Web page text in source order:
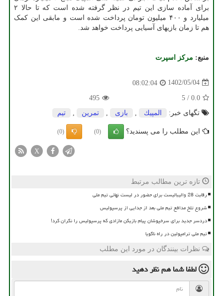
برای آماده سازی این تیم در نظر گرفته شده است که تا حالا ۲
میلیارد و ۴۰۰ میلیون تومان پرداخت شده است و مابقی این کمک
هم تا زمان بازیهای آسیایی پرداخت خواهد شد.
منبع: مركز اسپرت
1402/05/04
08:02:04
0.0
/
5
495
تگهای خبر:
المپیك بازی تمرین تیم
این مطلب را می پسندید؟ (0)
(0)
X
تازه ترین مطالب مرتبط
رقابت 28 والیبالیست برای حضور در لیست نهائی تیم ملی
شروع تلخ مدافع تیم ملی بعد از جدایی از پرسپولیس
دردسر جدید برای سرخپوشان پیام بازیکن مازادی که پرسپولیس را نگران کرد!
تیم ملی ترامپولین در راه ناگویا
نظرات بینندگان در مورد این مطلب
لطفا شما همنظر دهید